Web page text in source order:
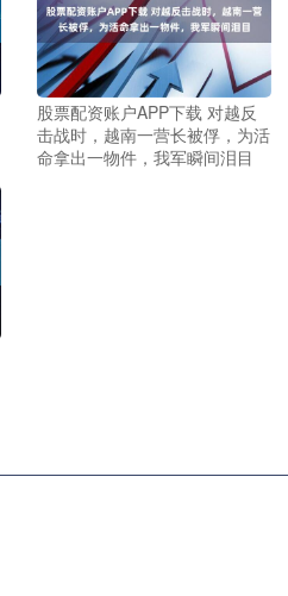
股票配资账户APP下载 对越反
击战时，越南一营长被俘，为活
命拿出一物件，我军瞬间泪目